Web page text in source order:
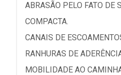
ABRASÃO PELO FATO DE
COMPACTA.
CANAIS DE
RANHURAS DE
MOBILIDADE AO